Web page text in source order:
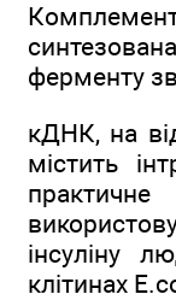
ферменту
кДНК, на
містить
інсуліну
клітинах